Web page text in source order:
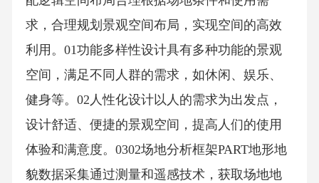
求，合理规划景观空间布局，实现空间的高效
利用。01功能多样性设计具有多种功能的景观
空间，满足不同人群的需求，如休闲、娱乐、
健身等。02人性化设计以人的需求为出发点，
设计舒适、便捷的景观空间，提高人们的使用
体验和满意度。0302场地分析框架PART地形地
貌数据采集通过测量和遥感技术，获取场地地